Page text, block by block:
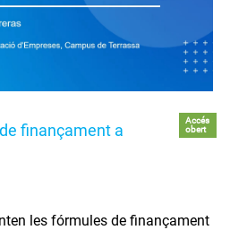
finançament a
Accés
obert
les fórmules de finançament